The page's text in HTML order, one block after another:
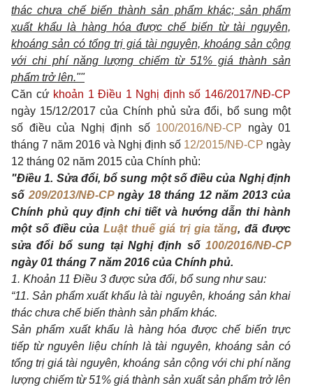
thác chưa chế biến thành sản phẩm khác; sản phẩm
xuất khẩu là hàng hóa được chế biến từ tài nguyên,
khoáng sản có tổng trị giá tài nguyên, khoáng sản cộng
với chi phí năng lượng chiếm từ 51% giá thành sản
phẩm trở lên.""
Căn cứ khoản 1 Điều 1 Nghị định số 146/2017/NĐ-CP
ngày 15/12/2017 của Chính phủ sửa đổi, bổ sung một
số điều của Nghị định số 100/2016/NĐ-CP ngày 01
tháng 7 năm 2016 và Nghị định số 12/2015/NĐ-CP ngày
12 tháng 02 năm 2015 của Chính phủ:
"Điều 1. Sửa đổi, bổ sung một số điều của Nghị định
số 209/2013/NĐ-CPngày 18 tháng 12 năm 2013 của
Chính phủ quy định chi tiết và hướng dẫn thi hành
một số điều củaLuật thuế giá trị gia tăng, đã được
sửa đổi bổ sung tại Nghị định số 100/2016/NĐ-CP
ngày 01 tháng 7 năm 2016 của Chính phủ.
1. Khoản 11 Điều 3 được sửa đổi, bổ sung như sau:
“11. Sản phẩm xuất khẩu là tài nguyên, khoáng sản khai
thác chưa chế biến thành sản phẩm khác.
Sản phẩm xuất khẩu là hàng hóa được chế biến trực
tiếp từ nguyên liệu chính là tài nguyên, khoáng sản có
tổng trị giá tài nguyên, khoáng sản cộng với chi phí năng
lượng chiếm từ 51% giá thành sản xuất sản phẩm trở lên